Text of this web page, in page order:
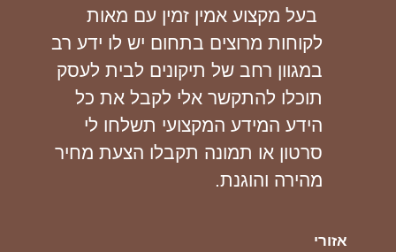
בעל מקצוע אמין זמין עם מאות
לקוחות מרוצים בתחום יש לו ידע רב
במגוון רחב של תיקונים לבית לעסק
תוכלו להתקשר אלי לקבל את כל
הידע המידע המקצועי תשלחו לי
סרטון או תמונה תקבלו הצעת מחיר
מהירה והוגנת.
אזורי